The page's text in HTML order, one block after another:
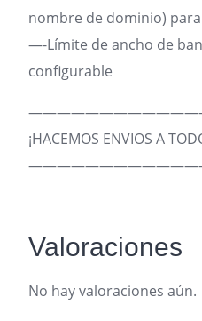
nombre de dominio)
—-Límite de ancho de
configurable
¡HACEMOS ENVIOS A
Valoraciones
No hay valoraciones aún.